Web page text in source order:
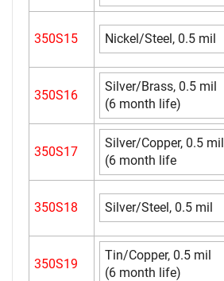
350S15 Nickel/Steel, 0.5 mil
350S16
Silver/Brass, 0.5 mil
(6 month life)
350S17
Silver/Copper, 0.5 mil
(6 month life
350S18 Silver/Steel, 0.5 mil
350S19
Tin/Copper, 0.5 mil
(6 month life)